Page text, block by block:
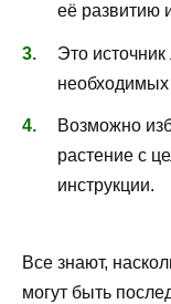
её развитию
Это
необходимых
Возможно
растение с
инструкции.
Все знают,
могут быть